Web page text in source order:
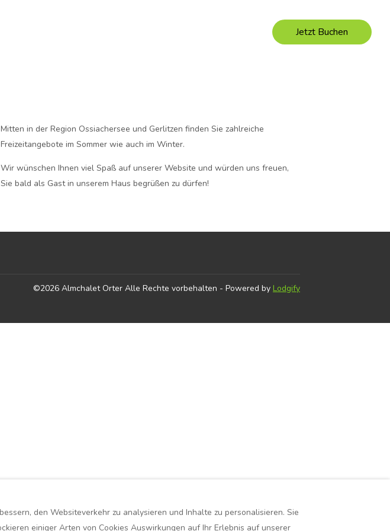
Datenschutz Jetzt Buchen
Mitten in der Region Ossiachersee und Gerlitzen finden Sie zahlreiche
Freizeitangebote im Sommer wie auch im Winter.
Wir wünschen Ihnen viel Spaß auf unserer Website und würden uns freuen,
Sie bald als Gast in unserem Haus begrüßen zu dürfen!
©2026 Almchalet Orter Alle Rechte vorbehalten - Powered by Lodgify
den Websiteverkehr zu analysieren und Inhalte zu personalisieren. Sie
einiger Arten von Cookies Auswirkungen auf Ihr Erlebnis auf unserer